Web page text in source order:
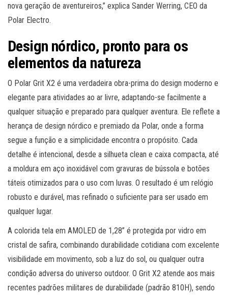
nova geração de aventureiros,” explica Sander Werring, CEO da
Polar Electro.
Design nórdico, pronto para os
elementos da natureza
O Polar Grit X2 é uma verdadeira obra-prima do design moderno e
elegante para atividades ao ar livre, adaptando-se facilmente a
qualquer situação e preparado para qualquer aventura. Ele reflete a
herança de design nórdico e premiado da Polar, onde a forma
segue a função e a simplicidade encontra o propósito. Cada
detalhe é intencional, desde a silhueta clean e caixa compacta, até
a moldura em aço inoxidável com gravuras de bússola e botões
táteis otimizados para o uso com luvas. O resultado é um relógio
robusto e durável, mas refinado o suficiente para ser usado em
qualquer lugar.
A colorida tela em AMOLED de 1,28” é protegida por vidro em
cristal de safira, combinando durabilidade cotidiana com excelente
visibilidade em movimento, sob a luz do sol, ou qualquer outra
condição adversa do universo outdoor. O Grit X2 atende aos mais
recentes padrões militares de durabilidade (padrão 810H), sendo